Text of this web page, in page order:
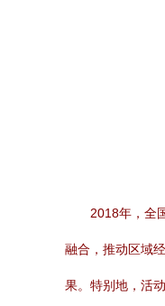
2018年，全
融合，推动区域
果。特别地，活